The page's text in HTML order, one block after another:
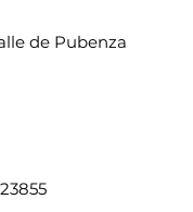
de Pubenza